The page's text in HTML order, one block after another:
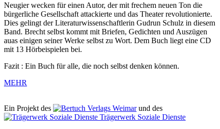
Neugier wecken für einen Autor, der mit frechem neuen Ton die
bürgerliche Gesellschaft attackierte und das Theater revolutionierte.
Dies gelingt der Literaturwissenschaftlerin Gudrun Schulz in diesem
Band. Brecht selbst kommt mit Briefen, Gedichten und Auszügen
auas einigen seiner Werke selbst zu Wort. Dem Buch liegt eine CD
mit 13 Hörbeispielen bei.
Fazit : Ein Buch für alle, die noch selbst denken können.
MEHR
Ein Projekt des Verlags Weimarund des
Trägerwerk Soziale Dienste